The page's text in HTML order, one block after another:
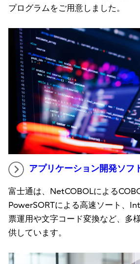
プログラムをご用意しました。
アプリケーション開発ソフ
富士通は、NetCOBOLによる
PowerSORTによる高速ソート、
票運用や文字コード変換など、多
供しています。